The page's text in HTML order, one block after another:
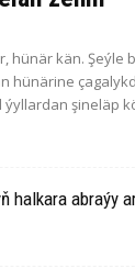
hü­när kän. Şeý­le
hü­nä­ri­ne
ýyl­lar­dan şi­ne­läp
halkara abraýy